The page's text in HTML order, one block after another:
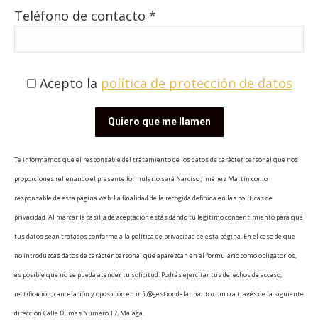
Teléfono de contacto *
Acepto la política de protección de datos
Te informamos que el responsable del tratamiento de los datos de carácter personal que nos
proporciones rellenando el presente formulario será Narciso Jiménez Martín como
responsable de esta página web. La finalidad de la recogida definida en las políticas de
privacidad. Al marcar la casilla de aceptación estás dando tu legítimo consentimiento para que
tus datos sean tratados conforme a la política de privacidad de esta página. En el caso de que
no introduzcas datos de carácter personal que aparezcan en el formulario como obligatorios,
es posible que no se pueda atender tu solicitud. Podrás ejercitar tus derechos de acceso,
rectificación, cancelación y oposición en info@gestiondelamianto.com o a través de la siguiente
dirección Calle Dumas Número 17, Málaga.